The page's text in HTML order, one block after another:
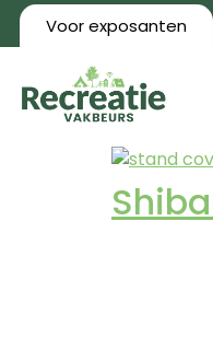
Voor exposanten